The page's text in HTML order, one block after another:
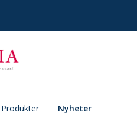
Produkter Nyheter